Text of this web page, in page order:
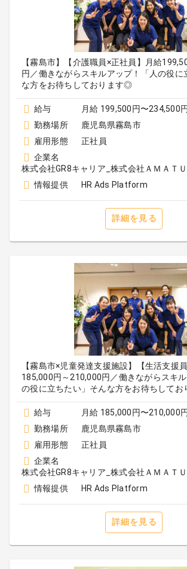
【霧島市】【介護職員×正社員】月給
円／働きながらスキルアップ！「人の役に
な方をお待ちしております◎
給与
月給 199,500円〜234,500円
勤務場所
鹿児島県霧島市
雇用形態
正社員
企業名
株式会社GR8キャリア_株式会社ＡＭＡＴＵ
情報提供
HR Ads Platform
詳細を見る
【霧島市×児童発達支援施設】【生活支援
185,000円～210,000円／働きながらスキ
の役に立ちたい」そんな方をお待ちして
給与
月給 185,000円〜210,000円
勤務場所
鹿児島県霧島市
雇用形態
正社員
企業名
株式会社GR8キャリア_株式会社ＡＭＡＴＵ
情報提供
HR Ads Platform
詳細を見る